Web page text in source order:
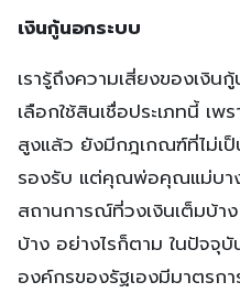
เงินกู้นอกระบบ
เรารู้ถึงความเสี่ยงของเงิน
เลือกใช้สินเชื่อประเภทนี้ เ
สูงแล้ว ยังมีกฎเกณฑ์ที่ไม่เ
รองรับ แต่คุณพ่อคุณแม่บา
สถานการณ์ที่วงเงินเต็มบ้า
บ้าง อย่างไรก็ตาม ในปัจจุ
องค์กรของรัฐเองมีมาตรก